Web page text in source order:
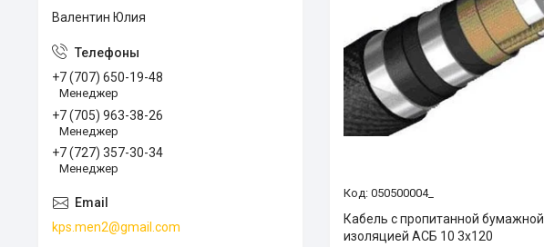
050500004_
Кабель с пропитанной бумажной
изоляцией АСБ 10 3х120
Валентин Юлия
+7 (707) 650-19-48
Менеджер
+7 (705) 963-38-26
Менеджер
+7 (727) 357-30-34
Менеджер
kps.men2@gmail.com